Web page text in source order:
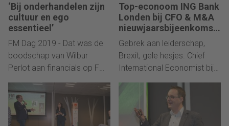
‘Bij onderhandelen zijn
cultuur en ego
essentieel’
FM Dag 2019 - Dat was de
boodschap van Wilbur
Perlot aan financials op FM
Dag. Hij traint
onderhandelaars in
conflicten.
Top-econoom ING Bank
Londen bij CFO & M&A
nieuwjaarsbijeenkomst:
geen gelukkig
nieuwjaar.
Gebrek aan leiderschap,
Brexit, gele hesjes. Chief
International Economist bij
ING Londen, James
Knightley, ziet in 2019 veel